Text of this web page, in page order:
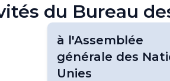
du Bureau
à l'Assemblée
générale des
Unies